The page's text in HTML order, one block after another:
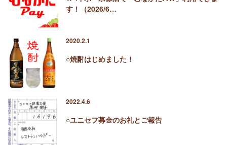
す！（2026/6…
2020.2.1
○焼酎はじめました！
2022.4.6
○ユニセフ募金のお礼とご報告